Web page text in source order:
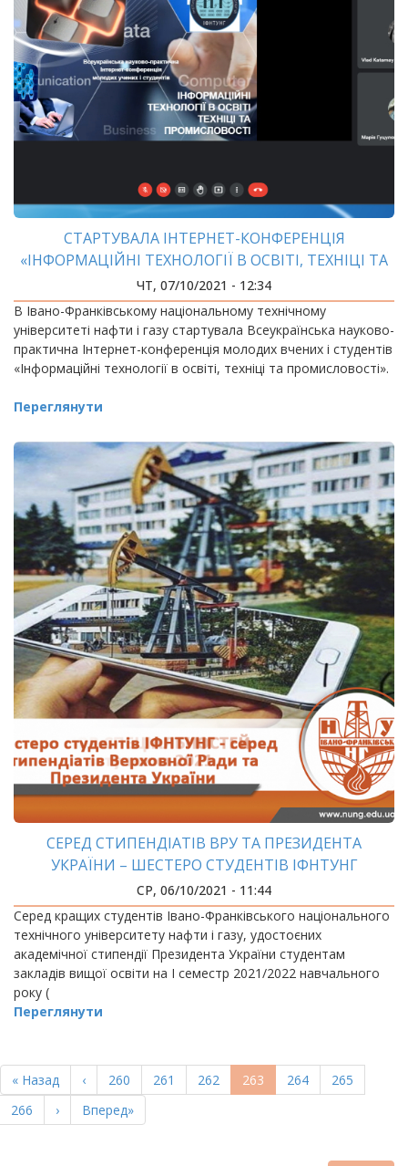
СТАРТУВАЛА ІНТЕРНЕТ-КОНФЕРЕНЦІЯ
«ІНФОРМАЦІЙНІ ТЕХНОЛОГІЇ В ОСВІТІ, ТЕХНІЦІ ТА
ПРОМИСЛОВОСТІ»
ЧТ, 07/10/2021 - 12:34
В Івано-Франківському національному технічному
університеті нафти і газу стартувала Всеукраїнська науково-
практична Інтернет-конференція молодих вчених і студентів
«Інформаційні технології в освіті, техніці та промисловості».
Переглянути
СЕРЕД СТИПЕНДІАТІВ ВРУ ТА ПРЕЗИДЕНТА
УКРАЇНИ – ШЕСТЕРО СТУДЕНТІВ ІФНТУНГ
СР, 06/10/2021 - 11:44
Серед кращих студентів Івано-Франківського національного
технічного університету нафти і газу, удостоєних
академічної стипендії Президента України студентам
закладів вищої освіти на І семестр 2021/2022 навчального
року (
Переглянути
НА
СТОРІНКИ
Перша
сторінка
« Назад
Попередня
сторінка
‹ Page
260 Page
261 Page
262
Поточна
сторінка
263 Page
264 Page
265
Page
266
Наступна
сторінка
›
Остання
сторінка
Вперед»